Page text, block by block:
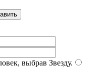
выбрав Звезду.